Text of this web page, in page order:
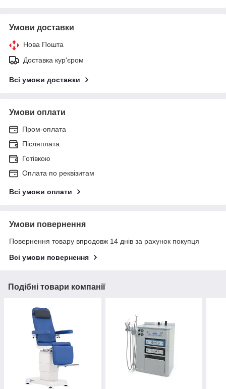
Умови доставки
Нова Пошта
Доставка кур'єром
Всі умови доставки
Умови оплати
Пром-оплата
Післяплата
Готівкою
Оплата по реквізитам
Всі умови оплати
Умови повернення
Повернення товару впродовж 14 днів за рахунок покупця
Всі умови повернення
Подібні товари компанії